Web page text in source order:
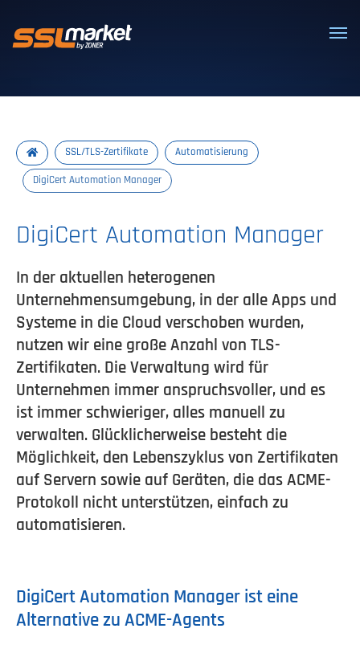
Vertrauenswürdige SSL/TLS-
SSL/TLS-Zertifikate Automatisierung
DigiCert Automation Manager
DigiCert Automation Manager
In der aktuellen heterogenen
Unternehmensumgebung, in der alle Apps und
Systeme in die Cloud verschoben wurden,
nutzen wir eine große Anzahl von TLS-
Zertifikaten. Die Verwaltung wird für
Unternehmen immer anspruchsvoller, und es
ist immer schwieriger, alles manuell zu
verwalten. Glücklicherweise besteht die
Möglichkeit, den Lebenszyklus von Zertifikaten
auf Servern sowie auf Geräten, die das ACME-
Protokoll nicht unterstützen, einfach zu
automatisieren.
DigiCert Automation Manager ist eine
Alternative zu ACME-Agents